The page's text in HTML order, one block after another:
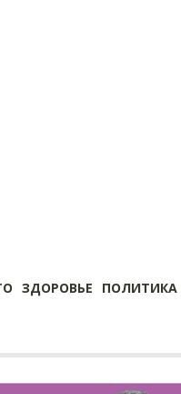
ЗДОРОВЬЕ ПОЛИТИКА